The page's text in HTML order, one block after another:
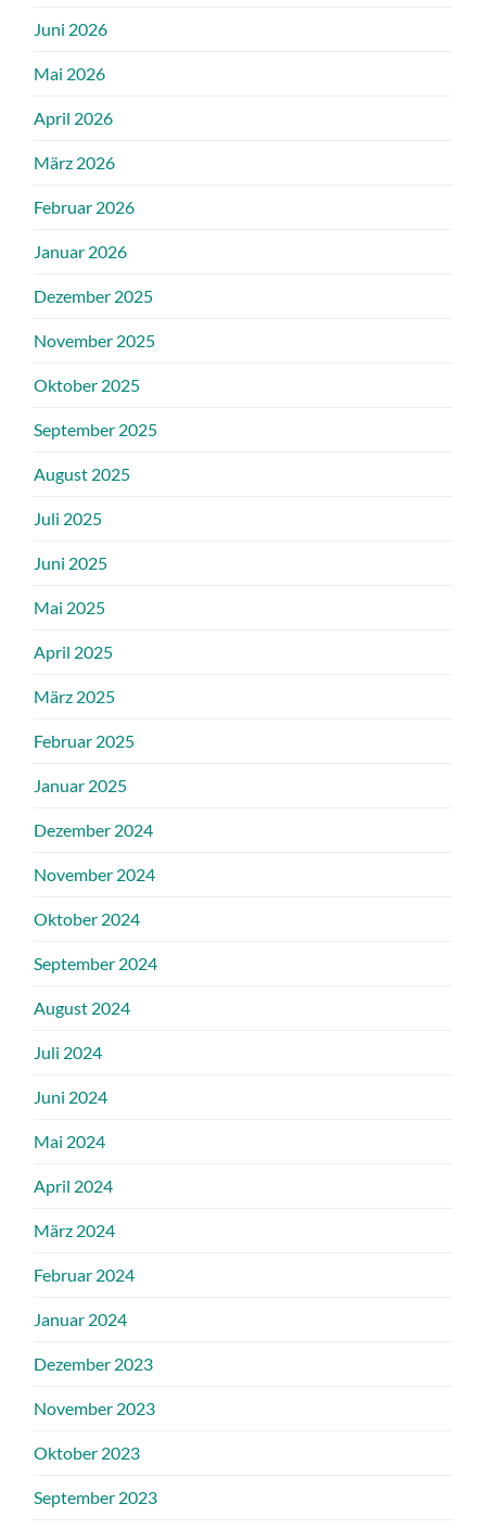
Juni 2026
Mai 2026
April 2026
März 2026
Februar 2026
Januar 2026
Dezember 2025
November 2025
Oktober 2025
September 2025
August 2025
Juli 2025
Juni 2025
Mai 2025
April 2025
März 2025
Februar 2025
Januar 2025
Dezember 2024
November 2024
Oktober 2024
September 2024
August 2024
Juli 2024
Juni 2024
Mai 2024
April 2024
März 2024
Februar 2024
Januar 2024
Dezember 2023
November 2023
Oktober 2023
September 2023